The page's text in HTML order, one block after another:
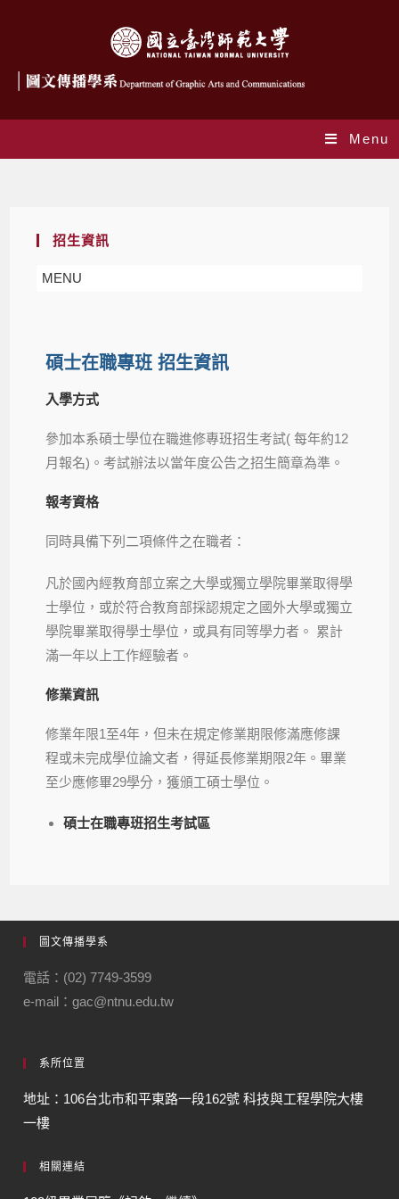
Menu
招生資訊
MENU
碩士在職專班 招生資訊
入學方式
參加本系碩士學位在職進修專班招生考試( 每年約12
月報名)。考試辦法以當年度公告之招生簡章為準。
報考資格
同時具備下列二項條件之在職者：
凡於國內經教育部立案之大學或獨立學院畢業取得學
士學位，或於符合教育部採認規定之國外大學或獨立
學院畢業取得學士學位，或具有同等學力者。 累計
滿一年以上工作經驗者。
修業資訊
修業年限1至4年，但未在規定修業期限修滿應修課
程或未完成學位論文者，得延長修業期限2年。畢業
至少應修畢29學分 ，獲頒工碩士學位。
碩士在職專班招生考試區
圖文傳播學系
電話：(02) 7749-3599
e-mail：gac@ntnu.edu.tw
系所位置
地址：106台北市和平東路一段162號 科技與工程學院大樓
一樓
相關連結